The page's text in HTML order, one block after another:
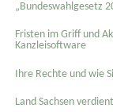
„Bundeswahlgesetz
Fristen im Griff und
Kanzleisoftware
Ihre Rechte und wie
Land Sachsen